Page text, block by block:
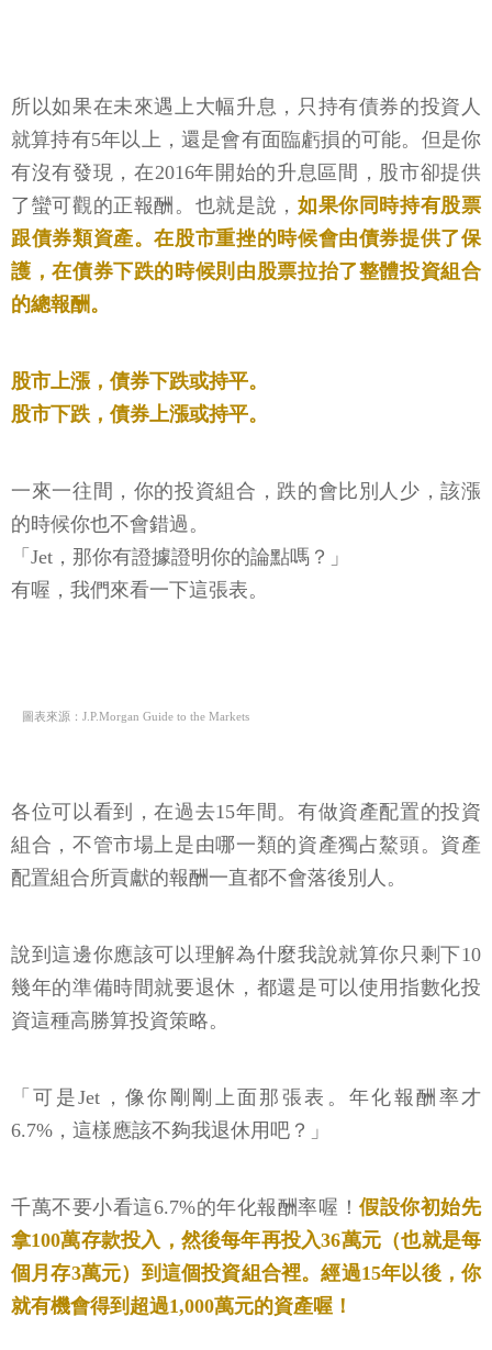
所以如果在未來遇上大幅升息，只持有債券的投資人
就算持有5年以上，還是會有面臨虧損的可能。但是你
有沒有發現，在2016年開始的升息區間，股市卻提供
了蠻可觀的正報酬。也就是說， 如果你同時持有股票
跟債券類資產。在股市重挫的時候會由債券提供了保
護，在債券下跌的時候則由股票拉抬了整體投資組合
的總報酬。
股市上漲，債券下跌或持平。
股市下跌，債券上漲或持平。
一來一往間，你的投資組合，跌的會比別人少，該漲
的時候你也不會錯過。
「Jet，那你有證據證明你的論點嗎？」
有喔，我們來看一下這張表。
圖表來源：J.P.Morgan Guide to the Markets
各位可以看到，在過去15年間。有做資產配置的投資
組合，不管市場上是由哪一類的資產獨占鰲頭。資產
配置組合所貢獻的報酬一直都不會落後別人。
說到這邊你應該可以理解為什麼我說就算你只剩下10
幾年的準備時間就要退休，都還是可以使用指數化投
資這種高勝算投資策略。
「可是Jet，像你剛剛上面那張表。年化報酬率才
6.7%，這樣應該不夠我退休用吧？」
千萬不要小看這6.7%的年化報酬率喔！假設你初始先
拿100萬存款投入，然後每年再投入36萬元（也就是每
個月存3萬元）到這個投資組合裡。經過15年以後，你
就有機會得到超過1,000萬元的資產喔！